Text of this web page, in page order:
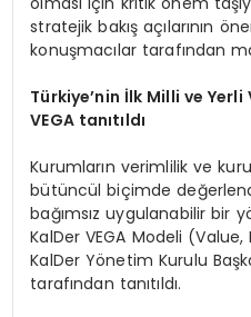
stratejik bakış açılarının
konuşmacılar tarafından
Türkiye’nin İlk Milli ve
VEGA tanıtıldı
Kurumların verimlilik ve
bütüncül biçimde
bağımsız uygulanabilir bir
KalDer VEGA Modeli
KalDer Yönetim Kurulu
tarafından tanıtıldı.